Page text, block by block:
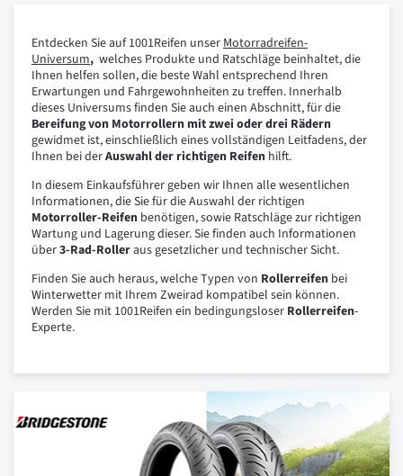
Entdecken Sie auf 1001Reifen unserMotorradreifen-
Universum, welches Produkte und Ratschläge beinhaltet, die
Ihnen helfen sollen, die beste Wahl entsprechend Ihren
Erwartungen und Fahrgewohnheiten zu treffen. Innerhalb
dieses Universums finden Sie auch einen Abschnitt, für die
Bereifung von Motorrollern mit zwei oder drei Rädern
gewidmet ist, einschließlich eines vollständigen Leitfadens, der
Ihnen bei derAuswahl der richtigen Reifen hilft.
In diesem Einkaufsführer geben wir Ihnen alle wesentlichen
Informationen, die Sie für die Auswahl der richtigen
Motorroller-Reifen benötigen, sowie Ratschläge zur richtigen
Wartung und Lagerung dieser. Sie finden auch Informationen
über3-Rad-Rolleraus gesetzlicher und technischer Sicht.
Finden Sie auch heraus, welche Typen von Rollerreifen bei
Winterwetter mit Ihrem Zweirad kompatibel sein können.
Werden Sie mit 1001Reifen ein bedingungsloser Rollerreifen-
Experte.